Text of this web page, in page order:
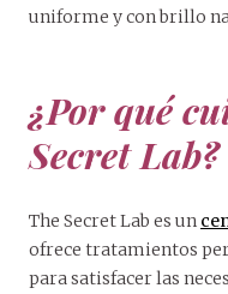
uniforme y con brillo
¿Por qué
Secret Lab?
The Secret Lab es un
ofrece tratamientos
para satisfacer las